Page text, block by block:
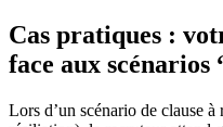
Cas pratiques :
face aux scénarios
Lors d’un scénario de clause